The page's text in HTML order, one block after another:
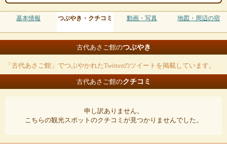
基本情報 つぶやき・クチコミ 動画・写真 地図・周辺の宿
古代あさご館のつぶやき
「古代あさご館」でつぶやかれたTwitterのツイートを掲載しています。
古代あさご館のクチコミ
申し訳ありません。
こちらの観光スポットのクチコミが見つかりませんでした。